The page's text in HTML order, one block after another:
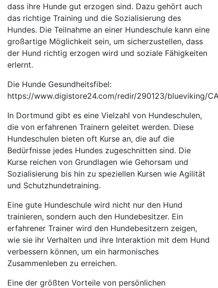
dass ihre Hunde gut erzogen sind. Dazu gehört auch
das richtige Training und die Sozialisierung des
Hundes. Die Teilnahme an einer Hundeschule kann eine
großartige Möglichkeit sein, um sicherzustellen, dass
der Hund richtig erzogen wird und soziale Fähigkeiten
erlernt.
Die Hunde Gesundheitsfibel:
https://www.digistore24.com/redir/290123/blueviking/
In Dortmund gibt es eine Vielzahl von Hundeschulen,
die von erfahrenen Trainern geleitet werden. Diese
Hundeschulen bieten oft Kurse an, die auf die
Bedürfnisse jedes Hundes zugeschnitten sind. Die
Kurse reichen von Grundlagen wie Gehorsam und
Sozialisierung bis hin zu speziellen Kursen wie Agilität
und Schutzhundetraining.
Eine gute Hundeschule wird nicht nur den Hund
trainieren, sondern auch den Hundebesitzer. Ein
erfahrener Trainer wird den Hundebesitzern zeigen,
wie sie ihr Verhalten und ihre Interaktion mit dem Hund
verbessern können, um ein harmonisches
Zusammenleben zu erreichen.
Eine der größten Vorteile von persönlichen